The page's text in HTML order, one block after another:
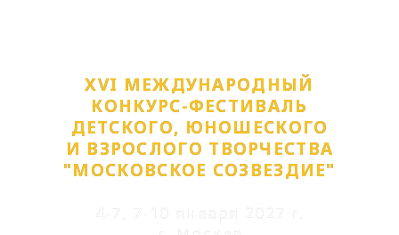
XVI МЕЖДУНАРОДНЫЙ
КОНКУРС-ФЕСТИВАЛЬ
ДЕТСКОГО, ЮНОШЕСКОГО
И ВЗРОСЛОГО ТВОРЧЕСТВА
"МОСКОВСКОЕ СОЗВЕЗДИЕ"